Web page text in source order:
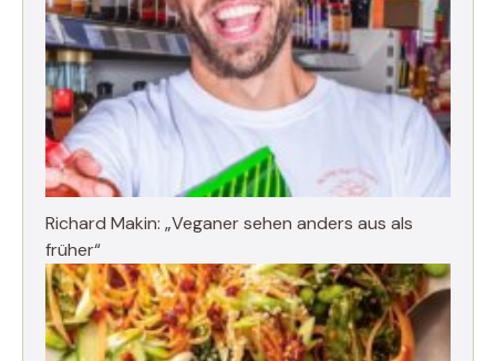
Richard Makin: „Veganer sehen anders aus als
früher“